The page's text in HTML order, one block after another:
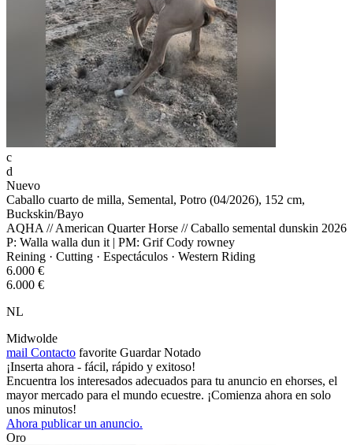
c
d
Nuevo
Caballo cuarto de milla, Semental, Potro (04/2026), 152 cm,
Buckskin/Bayo
AQHA // American Quarter Horse // Caballo semental dunskin 2026
P: Walla walla dun it | PM: Grif Cody rowney
Reining · Cutting · Espectáculos · Western Riding
6.000 €
6.000 €
NL
Midwolde
mail Contacto favorite Guardar Notado
¡Inserta ahora - fácil, rápido y exitoso!
Encuentra los interesados adecuados para tu anuncio en ehorses, el
mayor mercado para el mundo ecuestre. ¡Comienza ahora en solo
unos minutos!
Ahora publicar un anuncio.
Oro